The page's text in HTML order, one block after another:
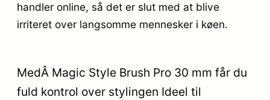
handler online, så det er slut med at blive
irriteret over langsomme mennesker i køen.
MedÂ Magic Style Brush Pro 30 mm får du
fuld kontrol over stylingen Ideel til